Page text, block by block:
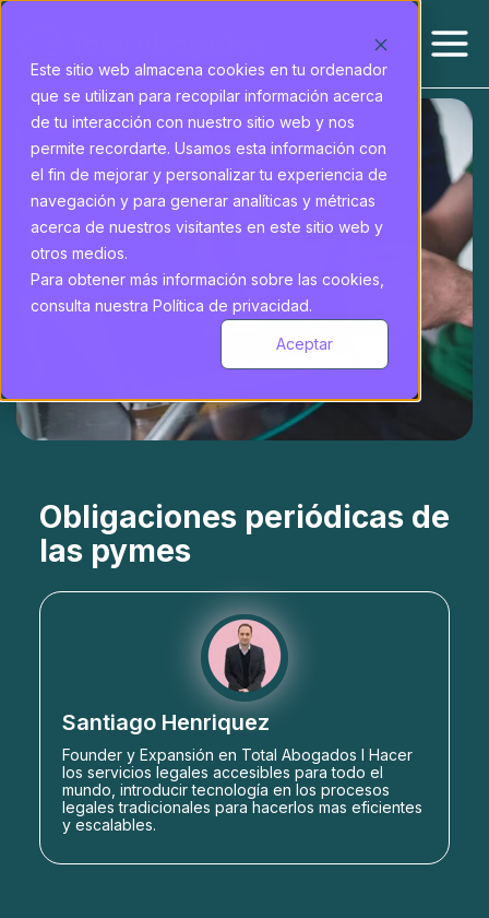
Este sitio web almacena cookies en tu ordenador
que se utilizan para recopilar información acerca
de tu interacción con nuestro sitio web y nos
permite recordarte. Usamos esta información con
el fin de mejorar y personalizar tu experiencia de
navegación y para generar analíticas y métricas
acerca de nuestros visitantes en este sitio web y
otros medios.
Para obtener más información sobre las cookies,
consulta nuestra Política de privacidad.
Aceptar
Obligaciones periódicas de
las pymes
Santiago Henriquez
Founder y Expansión en Total Abogados l Hacer
los servicios legales accesibles para todo el
mundo, introducir tecnología en los procesos
legales tradicionales para hacerlos mas eficientes
y escalables.